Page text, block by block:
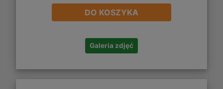
DO KOSZYKA
Galeria zdjęć